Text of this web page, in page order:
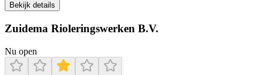
Bekijk details
Zuidema Rioleringswerken B.V.
Nu open